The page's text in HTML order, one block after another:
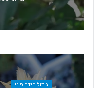
גידול הידרופוני